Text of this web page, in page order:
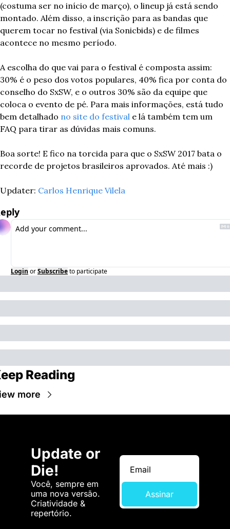
(costuma ser no início de março), o lineup já está sendo
montado. Além disso, a inscrição para as bandas que
querem tocar no festival (via Sonicbids) e de filmes
acontece no mesmo período.
A escolha do que vai para o festival é composta assim:
30% é o peso dos votos populares, 40% fica por conta do
conselho do SxSW, e o outros 30% são da equipe que
coloca o evento de pé. Para mais informações, está tudo
bem detalhado no site do festival e lá também tem um
FAQ para tirar as dúvidas mais comuns.
Boa sorte! E fico na torcida para que o SxSW 2017 bata o
recorde de projetos brasileiros aprovados. Até mais :)
Updater: Carlos Henrique Vilela
Login orSubscribeto participate
Reading
more
Update or
Die!
Você, sempre em
uma nova versão.
Criatividade &
repertório.
Assinar